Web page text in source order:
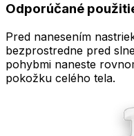
Odporúčané
Pred nanesením
bezprostredne pred
pohybmi naneste
pokožku celého tela.